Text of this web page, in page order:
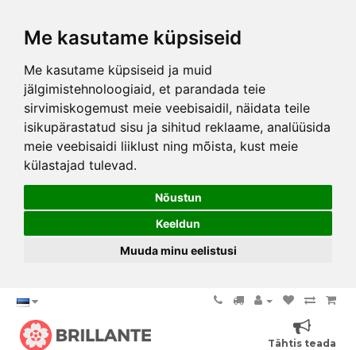
Me kasutame küpsiseid
Me kasutame küpsiseid ja muid
jälgimistehnoloogiaid, et parandada teie
sirvimiskogemust meie veebisaidil, näidata teile
isikupärastatud sisu ja sihitud reklaame, analüüsida
meie veebisaidi liiklust ning mõista, kust meie
külastajad tulevad.
Nõustun
Keeldun
Muuda minu eelistusi
Tähtis teada